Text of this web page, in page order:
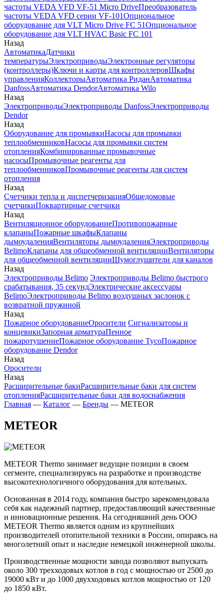
частоты VEDA VFD VF-51 Micro DriveПреобразователь
частоты VEDA VFD серии VF-101Опциональное
оборудование для VLT Micro Drive FC 51Опциональное
оборудование для VLT HVAC Basic FC 101
Назад
АвтоматикаДатчики
температурыЭлектроприводыЭлектронные регуляторы
(контроллеры)Ключи и карты для контроллеровШкафы
управленияКоллекторыАвтоматика РиданАвтоматика
DanfossАвтоматика DendorАвтоматика Wilo
Назад
ЭлектроприводыЭлектроприводы DanfossЭлектроприводы
Dendor
Назад
Оборудование для промывкиНасосы для промывки
теплообменниковНасосы для промывки систем
отопленияКомбинированные промывочные
насосыПромывочные реагенты для
теплообменниковПромывочные реагенты для систем
отопления
Назад
Счетчики тепла и диспетчеризацияОбщедомовые
счетчикиПоквартирные счетчики
Назад
Вентиляционное оборудованиеПротивопожарные
клапаныПожарные шкафыКлапаны
дымоудаленияВентиляторы дымоудаленияЭлектроприводы
BelimoКлапаны для общеобменной вентиляцииВентиляторы
для общеобменной вентиляцииШумоглушители для каналов
Назад
Электроприводы Belimo Электроприводы Belimo быстрого
срабатывания, 35 секундЭлектрические аксессуары
BelimoЭлектроприводы Belimo воздушных заслонок c
возвратной пружиной
Назад
Пожарное оборудованиеОросители Сигнализаторы и
концевикиЗапорная арматураПенное
пожаротушениеПожарное оборудование TycoПожарное
оборудование Dendor
Назад
Оросители
Назад
Расширительные бакиРасширительные баки для систем
отопленияРасширительные баки для водоснабжения
Главная — Каталог — Бренды — METEOR
METEOR
METEOR Thermo занимает ведущие позиции в своем
сегменте, специализируясь на разработке и производстве
высокотехнологичного оборудования для котельных.
Основанная в 2014 году, компания быстро зарекомендовала
себя как надежный партнер, предоставляющий качественные
и инновационные решения. На сегодняшний день ООО
METEOR Thermo является одним из крупнейших
производителей отопительной техники в России, опираясь на
многолетний опыт и наследие немецкой инженерной школы.
Производственные мощности завода позволяют выпускать
около 300 трехходовых котлов в год с мощностью от 2500 до
19000 кВт и до 1000 двухходовых котлов мощностью от 120
до 1850 кВт.